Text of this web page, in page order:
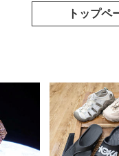
トップペ